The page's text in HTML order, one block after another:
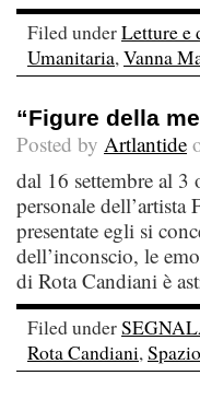
Filed underLetture e
Umanitaria,Vanna
“Figure della
Posted by Artlantide
dal 16 settembre al
personale
presentate egli si
dell’inconscio, le
di Rota Candiani è
Filed under
Rota Candiani,